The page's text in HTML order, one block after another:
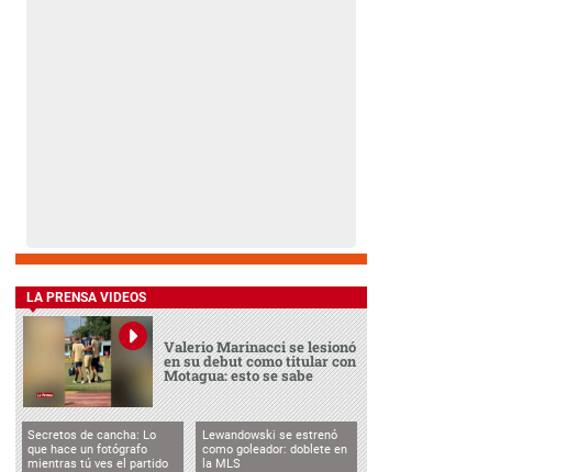
LA PRENSA VIDEOS
Valerio Marinacci se lesionó
en su debut como titular con
Motagua: esto se sabe
Secretos de cancha: Lo
que hace un fotógrafo
mientras tú ves el partido
Lewandowski se estrenó
como goleador: doblete en
la MLS